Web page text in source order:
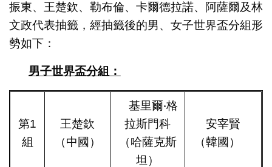
振東、王楚欽、勒布倫、卡爾德拉諾、阿薩爾及林
文政代表抽籤，經抽籤後的男、女子世界盃分組形
勢如下：
男子世界盃分組：
第1
組
王楚欽
（中國）
基里爾‧格
拉斯門科
（哈薩克斯
坦）
安宰賢
（韓國）